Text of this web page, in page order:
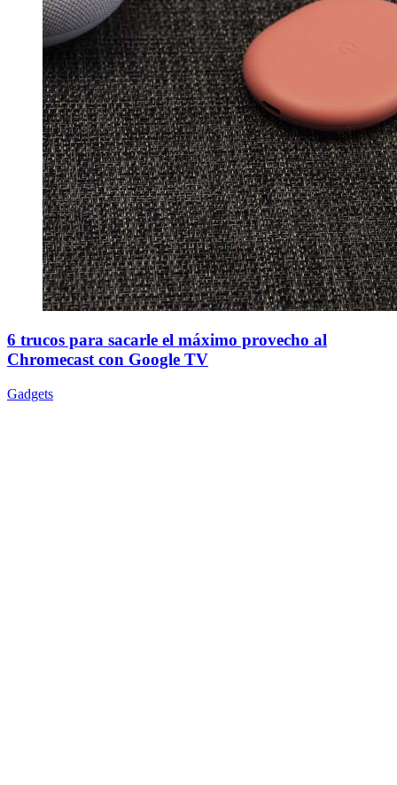
6 trucos para sacarle el máximo provecho al
Chromecast con Google TV
Gadgets